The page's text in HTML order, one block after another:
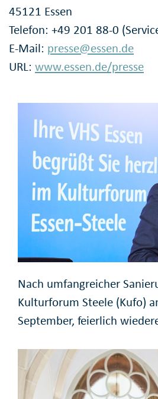
45121 Essen
Telefon: +49 201 88-0
E-Mail: presse@essen.de
URL: www.essen.de/presse
Nach umfangreicher
Kulturforum Steele (Kufo)
September, feierlich